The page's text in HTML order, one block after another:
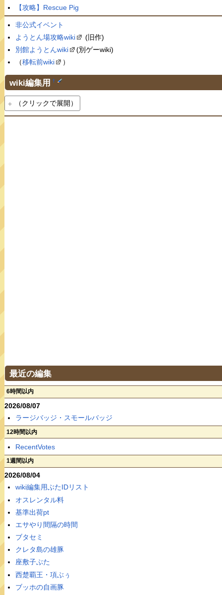
【攻略】Rescue Pig
非公式イベント
ようとん場攻略wiki
(旧作)
別館ようとんwiki
(別ゲーwiki)
（移転前wiki ）
wiki編集用 †
（クリックで展開）
最近の編集
6時間以内
2026/08/07
ラージバッジ・スモールバッジ
12時間以内
RecentVotes
1週間以内
2026/08/04
wiki編集用ぶたIDリスト
オスレンタル料
基準出荷pt
エサやり間隔の時間
ブタセミ
クレタ島の雄豚
座敷子ぶた
西楚覇王・項ぶぅ
ブッホの自画豚